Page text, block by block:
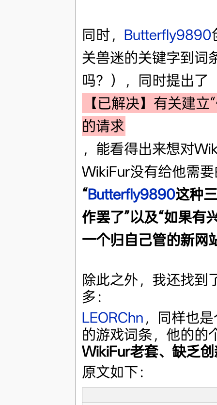
同时， Butterfly9890
关兽迷的关键字到词
吗？‎），同时提出了
【已解决】有关建
的请求
，能看得出来想对
WikiFur没有给他需
“Butterfly9890这种
作罢了”以及“如果有
一个归自己管的新网
除此之外，我还找到
多：
LEORChn ，同样也
的游戏词条，他的的
WikiFur老套、缺乏
原文如下：